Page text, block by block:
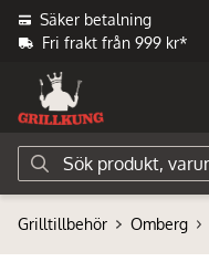
Säker betalning
Fri frakt från 999 kr*
Grilltillbehör Omberg